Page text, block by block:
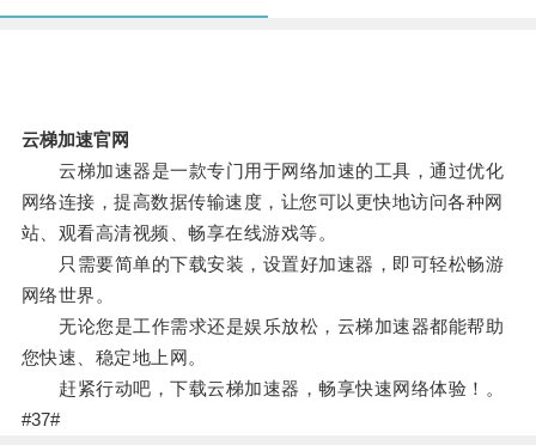
云梯加速官网
云梯加速器是一款专门用于网络加速的工具，通过优化
网络连接，提高数据传输速度，让您可以更快地访问各种网
站、观看高清视频、畅享在线游戏等。
只需要简单的下载安装，设置好加速器，即可轻松畅游
网络世界。
无论您是工作需求还是娱乐放松，云梯加速器都能帮助
您快速、稳定地上网。
赶紧行动吧，下载云梯加速器，畅享快速网络体验！。
#37#